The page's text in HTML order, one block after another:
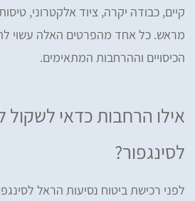
קיים, כבודה יקרה, ציוד אלקטרוני,
מראש. כל אחד מהפרטים האלה עשוי
הכיסויים וההרחבות המתאימים.
אילו הרחבות כדאי לשקול
לסינגפור?
לפני רכישת ביטוח נסיעות הראל